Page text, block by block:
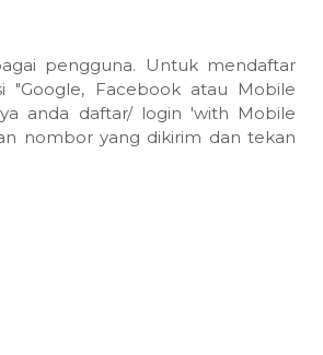
pengguna. Untuk mendaftar
Facebook atau Mobile
anda daftar/ login 'with Mobile
nombor yang dikirim dan tekan